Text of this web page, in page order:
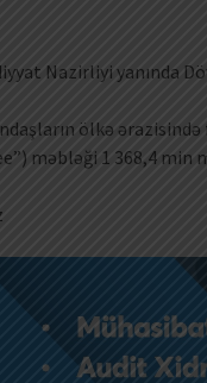
Nazirliyi yanında
ölkə
məbləği 1 368,4 min